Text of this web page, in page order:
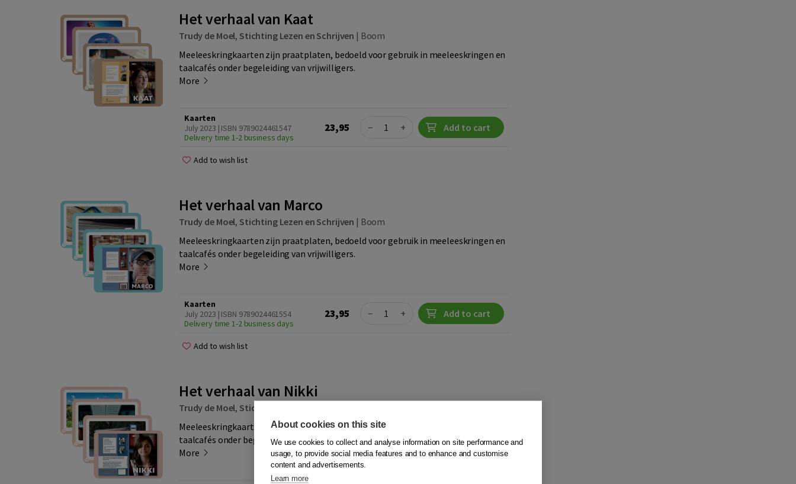
Het verhaal van Kaat
Trudy de Moel, Stichting Lezen en Schrijven | Boom
Meeleeskringkaarten zijn praatplaten, bedoeld voor gebruik in meeleeskringen en
taalcafés onder begeleiding van vrijwilligers.
More
Kaarten
July 2023 | ISBN 9789024461547
Delivery time 1-2 business days
23,95 Quantity
− + Add to cart
Add to wish list
Het verhaal van Marco
Trudy de Moel, Stichting Lezen en Schrijven | Boom
Meeleeskringkaarten zijn praatplaten, bedoeld voor gebruik in meeleeskringen en
taalcafés onder begeleiding van vrijwilligers.
More
Kaarten
July 2023 | ISBN 9789024461554
Delivery time 1-2 business days
23,95 Quantity
− + Add to cart
Add to wish list
Het verhaal van Nikki
Trudy de Moel, Stichting Lezen en Schrijven
Meeleeskringkaarten zijn praatplaten, bedoeld voor gebruik in meeleeskringen en
taalcafés onder begeleiding van vrijwilligers.
More
About cookies on this site
We use cookies to collect and analyse information on site performance and
usage, to provide social media features and to enhance and customise
content and advertisements.
Learn more